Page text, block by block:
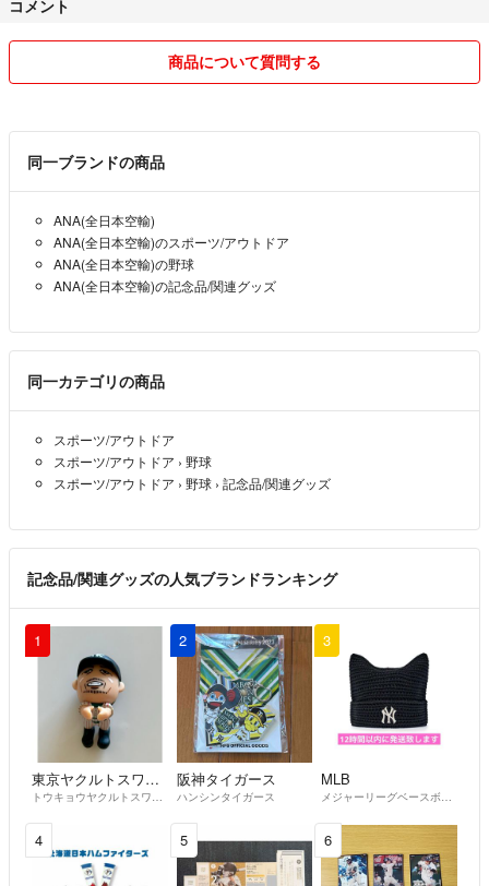
差額など発生する場合もございますが、対応させて頂きます。
気持ちの良いお取引きを目指し、
お取引き終了まで丁寧にご対応させて頂くことを心がけています。よろ
コメント
商品について質問する
同一ブランドの商品
ANA(全日本空輸)
ANA(全日本空輸)のスポーツ/アウトドア
ANA(全日本空輸)の野球
ANA(全日本空輸)の記念品/関連グッズ
同一カテゴリの商品
スポーツ/アウトドア
スポーツ/アウトドア › 野球
スポーツ/アウトドア › 野球 › 記念品/関連グッズ
記念品/関連グッズの人気ブランドランキング
1
東京ヤクルトスワローズ
2
阪神タイガース
ハンシンタイガース
3
MLB
4 5 6